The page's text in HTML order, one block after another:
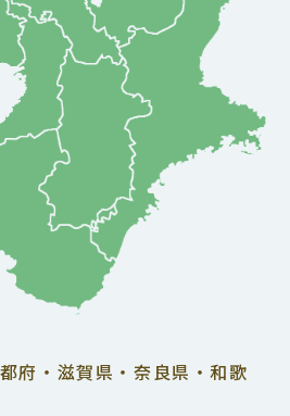
府・滋賀県・奈良県・和歌